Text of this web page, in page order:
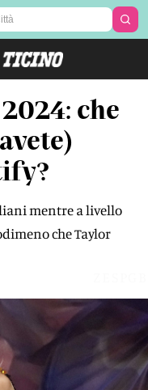
che
mentre a livello
che Taylor